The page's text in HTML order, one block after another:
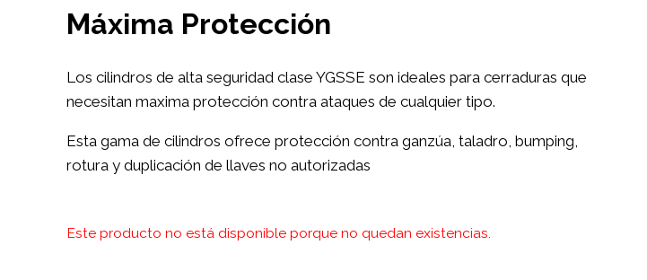
Máxima Protección
Los cilindros de alta seguridad clase YGSSE son ideales para cerraduras que
necesitan maxima protección contra ataques de cualquier tipo.
Esta gama de cilindros ofrece protección contra ganzúa, taladro, bumping,
rotura y duplicación de llaves no autorizadas
Este producto no está disponible porque no quedan existencias.